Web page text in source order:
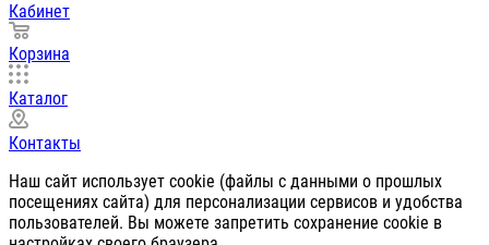
Кабинет
Корзина
Каталог
Контакты
Наш сайт использует cookie (файлы с данными о прошлых
посещениях сайта) для персонализации сервисов и удобства
пользователей. Вы можете запретить сохранение cookie в